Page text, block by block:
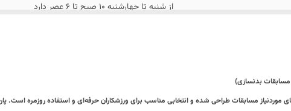
از شنبه تا چهارشنبه 10 صبح تا 6 عصر دارد
بدنسازی)
موردنیاز مسابقات طراحی شده و انتخابی مناسب برای ورزشکاران حرفه‌ای و استفاده روزمره است.